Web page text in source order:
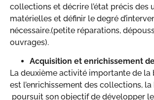
collections et décrire l’état précis des
matérielles et définir le degré
nécessaire.(petite réparations,
ouvrages).
Acquisition et enrichissement
La deuxième activité importante de
est l’enrichissement des collections,
poursuit son objectif de développer